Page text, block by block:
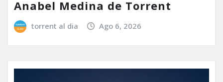
Anabel Medina de Torrent
torrent al dia Ago 6, 2026